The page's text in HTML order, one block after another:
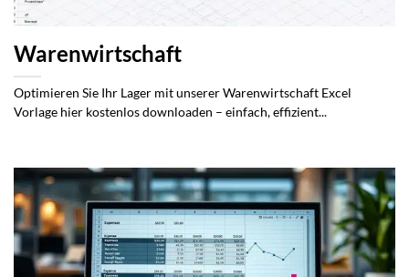
Warenwirtschaft
Optimieren Sie Ihr Lager mit unserer Warenwirtschaft Excel
Vorlage hier kostenlos downloaden – einfach, effizient...